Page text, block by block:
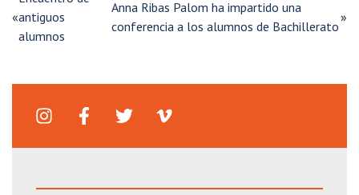
«antiguos
alumnos
Anna Ribas Palom ha impartido una
conferencia a los alumnos de Bachillerato
»